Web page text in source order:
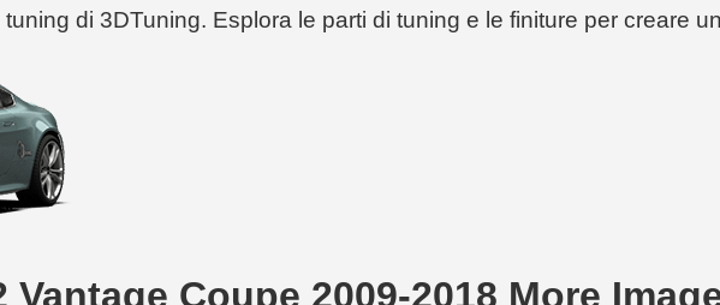
di 3DTuning. Esplora le parti di tuning e le finiture per creare
Coupe 2009-2018 More